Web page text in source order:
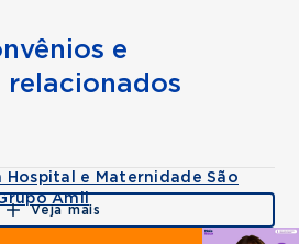
e
relacionados
e Maternidade São
Amil
Veja mais